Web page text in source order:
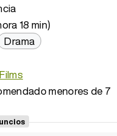
18 min)
Drama
menores de 7